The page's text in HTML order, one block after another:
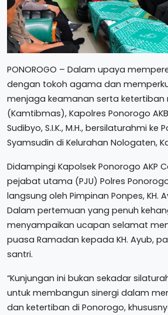
PONOROGO – Dalam upaya
dengan tokoh agama dan
menjaga keamanan serta ketertiban
(Kamtibmas), Kapolres Ponorogo
Sudibyo, S.I.K., M.H., bersilaturahmi ke
Syamsudin di Kelurahan Nologaten,
Didampingi Kapolsek Ponorogo AKP
pejabat utama (PJU) Polres
langsung oleh Pimpinan Ponpes, KH.
Dalam pertemuan yang penuh
menyampaikan ucapan selamat
puasa Ramadan kepada KH. Ayub,
santri.
“Kunjungan ini bukan sekadar
untuk membangun sinergi dalam
dan ketertiban di Ponorogo,